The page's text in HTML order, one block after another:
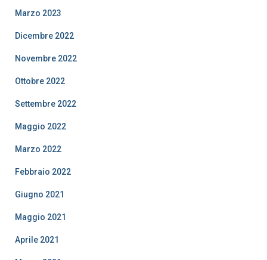
Marzo 2023
Dicembre 2022
Novembre 2022
Ottobre 2022
Settembre 2022
Maggio 2022
Marzo 2022
Febbraio 2022
Giugno 2021
Maggio 2021
Aprile 2021